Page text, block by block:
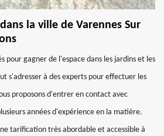
la ville de Varennes Sur
pour gagner de l'espace dans les jardins et les
s'adresser à des experts pour effectuer les
proposons d'entrer en contact avec
années d'expérience en la matière.
tarification très abordable et accessible à